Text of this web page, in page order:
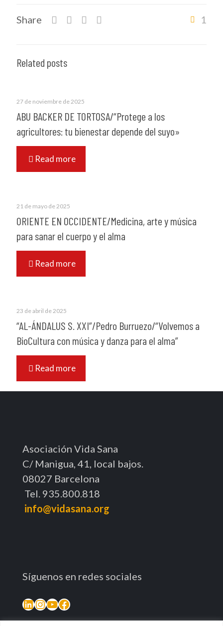
Share 1
Related posts
27 de noviembre de 2025
ABU BACKER DE TORTOSA/“Protege a los
agricultores: tu bienestar depende del suyo»
Read more
21 de mayo de 2025
ORIENTE EN OCCIDENTE/Medicina, arte y música
para sanar el cuerpo y el alma
Read more
23 de abril de 2025
“AL-ÁNDALUS S. XXI”/Pedro Burruezo/“Volvemos a
BioCultura con música y danza para el alma”
Read more
Asociación Vida Sana
C/ Manigua, 41, local bajos.
08027 Barcelona
Tel. 935.800.818
info@vidasana.org
Síguenos en redes sociales
LinkedIn
Instagram
YouTube
Facebook